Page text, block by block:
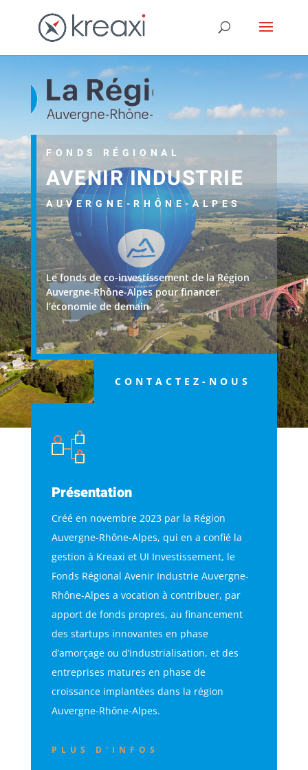
FONDS RÉGIONAL
AVENIRINDUSTRIE
AUVERGNE-RHÔNE-ALPES
Le fonds de co-investissement de la Région
Auvergne-Rhône-Alpes pour financer
l’économie de demain
CONTACTEZ-NOUS
Présentation
Créé en novembre 2023 par la Région
Auvergne-Rhône-Alpes, qui en a confié la
gestion à Kreaxi et UI Investissement, le
Fonds Régional Avenir Industrie Auvergne-
Rhône-Alpes a vocation à contribuer, par
apport de fonds propres, au financement
des startups innovantes en phase
d’amorçage ou d’industrialisation, et des
entreprises matures en phase de
croissance implantées dans la région
Auvergne-Rhône-Alpes.
PLUS D'INFOS